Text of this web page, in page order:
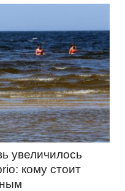
увеличилось
кому стоит